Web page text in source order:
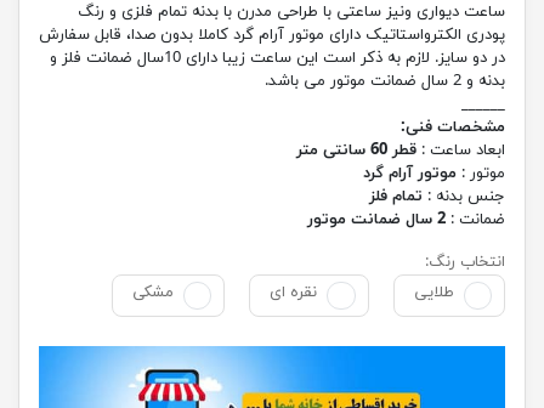
ساعت دیواری ونیز ساعتی با طراحی مدرن با بدنه تمام فلزی و رنگ
پودری الکترواستاتیک دارای موتور آرام گرد کاملا بدون صدا، قابل سفارش
در دو سایز. لازم به ذکر است این ساعت زیبا دارای 10سال ضمانت فلز و
بدنه و 2 سال ضمانت موتور می باشد.
______
مشخصات فنی:
ابعاد ساعت : قطر 60 سانتی متر
موتور : موتور آرام گرد
جنس بدنه : تمام فلز
ضمانت : 2 سال ضمانت موتور
انتخاب رنگ:
طلایی
نقره ای مشکی